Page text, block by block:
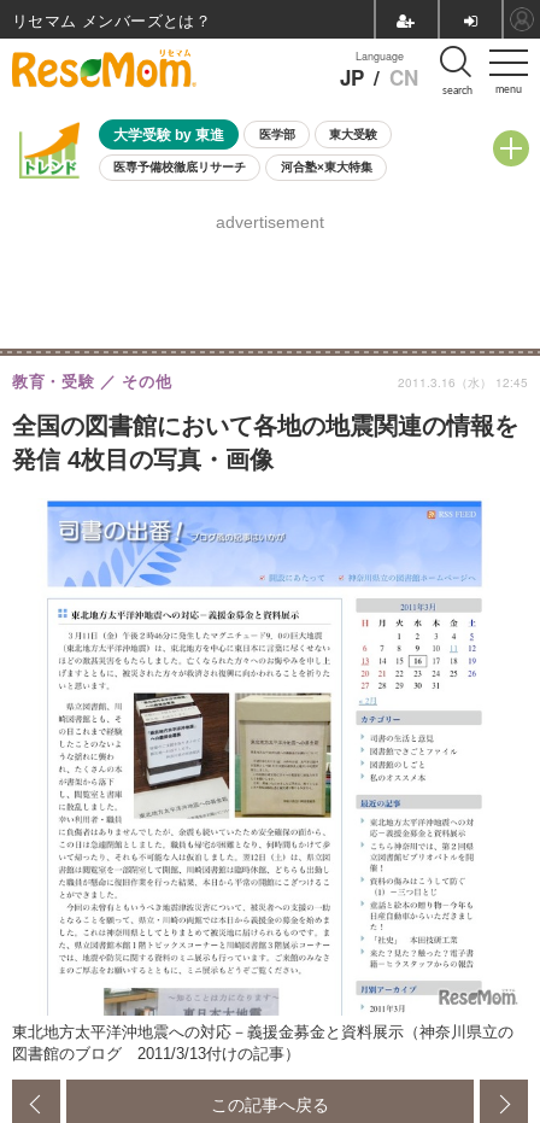
menu
Language
JP / CN search
大学受験 by 東進 医学部 東大受験
医専予備校徹底リサーチ 河合塾×東大特集
8月開催学校説明会・相談会
advertisement
全国の図書館において各地の地震関連の情報を
発信 4枚目の写真・画像
教育・受験 その他 2011.3.16（水） 12:45
東北地方太平洋沖地震への対応－義援金募金と資料展示（神奈川県立の
図書館のブログ 2011/3/13付けの記事）
この記事へ戻る
リセマム メンバーズ